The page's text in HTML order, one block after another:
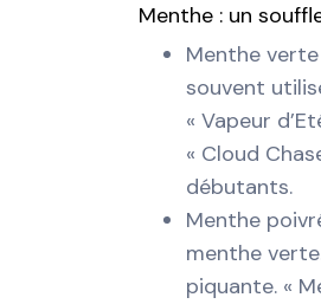
Menthe : un
Menthe
souvent
« Vapeur
« Cloud
débutants.
Menthe
menthe
piquante. «